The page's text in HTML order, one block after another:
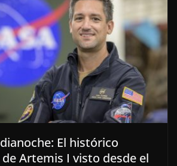
El histórico
Artemis I visto desde el